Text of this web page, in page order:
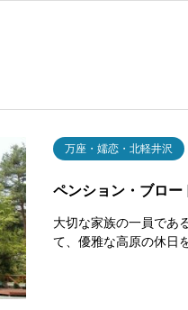
万座・嬬恋・北軽井沢
ペンション・ブロー
大切な家族の一員であ
て、優雅な高原の休日